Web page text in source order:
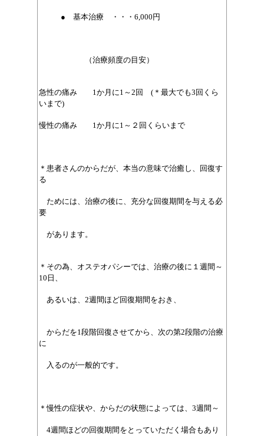
● 基本治療 ・・・6,000円
（治療頻度の目安）
急性の痛み 1か月に1～2回 (＊最大でも3回くら
いまで)
慢性の痛み 1か月に1～２回くらいまで
＊患者さんのからだが、本当の意味で治癒し、回復す
る
ためには、治療の後に、充分な回復期間を与える必
要
があります。
＊その為、オステオパシーでは、治療の後に１週間～
10日、
あるいは、2週間ほど回復期間をおき、
からだを1段階回復させてから、次の第2段階の治療
に
入るのが一般的です。
＊慢性の症状や、からだの状態によっては、3週間～
4週間ほどの回復期間をとっていただく場合もあり